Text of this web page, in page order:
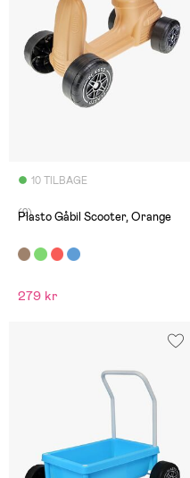
10 TILBAGE
(2)
Plasto Gåbil Scooter, Orange
279 kr